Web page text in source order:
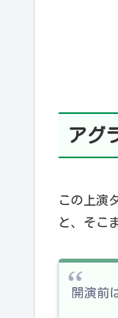
アグ
この上演
と、そこ
開演前